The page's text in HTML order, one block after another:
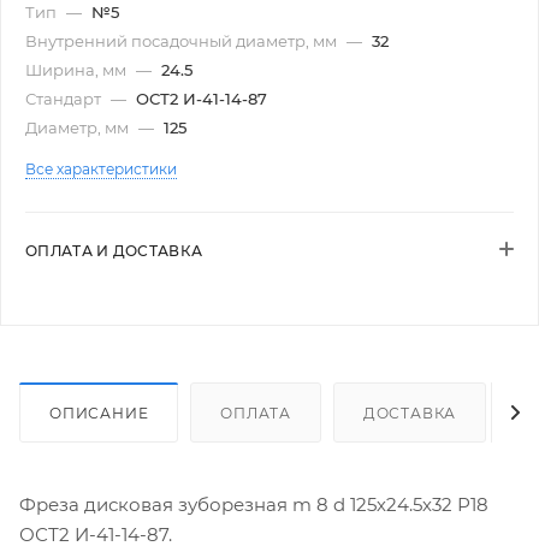
Тип — №5
Внутренний посадочный диаметр, мм — 32
Ширина, мм — 24.5
Стандарт — ОСТ2 И-41-14-87
Диаметр, мм — 125
Все характеристики
ОПЛАТА И ДОСТАВКА
ОПИСАНИЕ ОПЛАТА ДОСТАВКА
Фреза дисковая зуборезная m 8 d 125х24.5х32 Р18
ОСТ2 И-41-14-87.